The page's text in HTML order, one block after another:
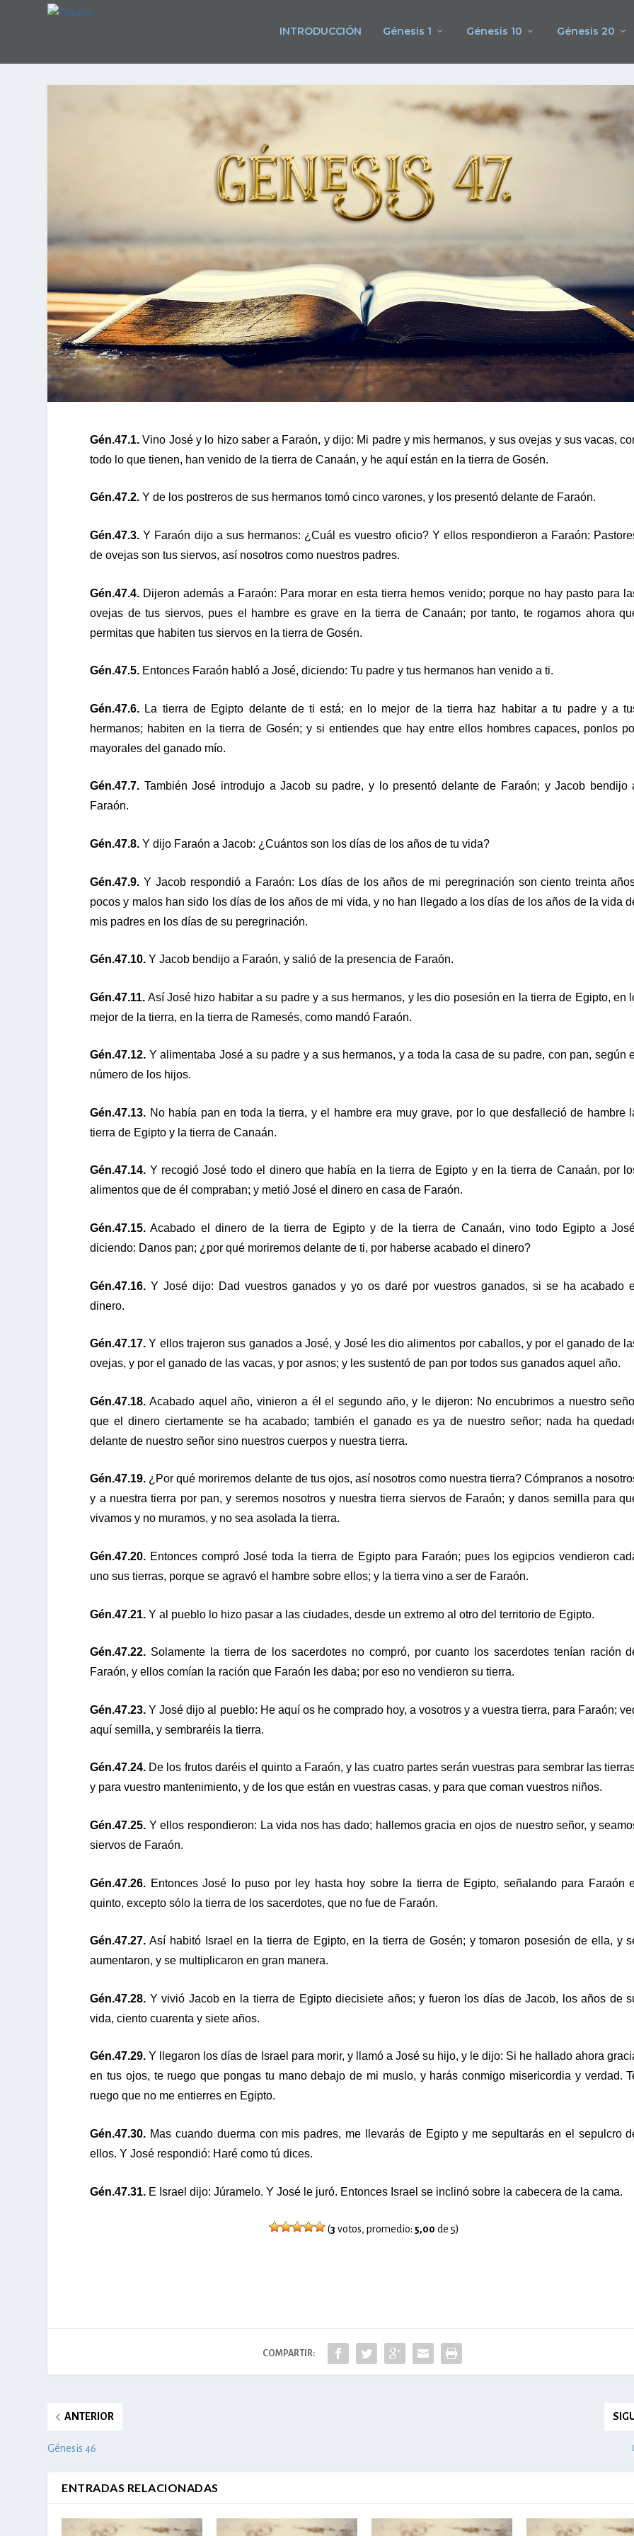
INTRODUCCIÓN Génesis 1 Génesis 10 Génesis 20
Gén.47.1. Vino José y lo hizo saber a Faraón, y dijo: Mi padre y mis hermanos, y sus ovejas y sus vacas,
todo lo que tienen, han venido de la tierra de Canaán, y he aquí están en la tierra de Gosén.
Gén.47.2. Y de los postreros de sus hermanos tomó cinco varones, y los presentó delante de Faraón.
Gén.47.3. Y Faraón dijo a sus hermanos: ¿Cuál es vuestro oficio? Y ellos respondieron a Faraón:
de ovejas son tus siervos, así nosotros como nuestros padres.
Gén.47.4. Dijeron además a Faraón: Para morar en esta tierra hemos venido; porque no hay pasto para
ovejas de tus siervos, pues el hambre es grave en la tierra de Canaán; por tanto, te rogamos ahora
permitas que habiten tus siervos en la tierra de Gosén.
Gén.47.5. Entonces Faraón habló a José, diciendo: Tu padre y tus hermanos han venido a ti.
Gén.47.6. La tierra de Egipto delante de ti está; en lo mejor de la tierra haz habitar a tu padre y a
hermanos; habiten en la tierra de Gosén; y si entiendes que hay entre ellos hombres capaces, ponlos
mayorales del ganado mío.
Gén.47.7. También José introdujo a Jacob su padre, y lo presentó delante de Faraón; y Jacob bendijo
Faraón.
Gén.47.8. Y dijo Faraón a Jacob: ¿Cuántos son los días de los años de tu vida?
Gén.47.9. Y Jacob respondió a Faraón: Los días de los años de mi peregrinación son ciento treinta
pocos y malos han sido los días de los años de mi vida, y no han llegado a los días de los años de la vida
mis padres en los días de su peregrinación.
Gén.47.10. Y Jacob bendijo a Faraón, y salió de la presencia de Faraón.
Gén.47.11. Así José hizo habitar a su padre y a sus hermanos, y les dio posesión en la tierra de Egipto, en
mejor de la tierra, en la tierra de Ramesés, como mandó Faraón.
Gén.47.12. Y alimentaba José a su padre y a sus hermanos, y a toda la casa de su padre, con pan, según
número de los hijos.
Gén.47.13. No había pan en toda la tierra, y el hambre era muy grave, por lo que desfalleció de hambre
tierra de Egipto y la tierra de Canaán.
Gén.47.14. Y recogió José todo el dinero que había en la tierra de Egipto y en la tierra de Canaán, por
alimentos que de él compraban; y metió José el dinero en casa de Faraón.
Gén.47.15. Acabado el dinero de la tierra de Egipto y de la tierra de Canaán, vino todo Egipto a
diciendo: Danos pan; ¿por qué moriremos delante de ti, por haberse acabado el dinero?
Gén.47.16. Y José dijo: Dad vuestros ganados y yo os daré por vuestros ganados, si se ha acabado
dinero.
Gén.47.17. Y ellos trajeron sus ganados a José, y José les dio alimentos por caballos, y por el ganado de
ovejas, y por el ganado de las vacas, y por asnos; y les sustentó de pan por todos sus ganados aquel año.
Gén.47.18. Acabado aquel año, vinieron a él el segundo año, y le dijeron: No encubrimos a nuestro
que el dinero ciertamente se ha acabado; también el ganado es ya de nuestro señor; nada ha
delante de nuestro señor sino nuestros cuerpos y nuestra tierra.
Gén.47.19. ¿Por qué moriremos delante de tus ojos, así nosotros como nuestra tierra? Cómpranos a
y a nuestra tierra por pan, y seremos nosotros y nuestra tierra siervos de Faraón; y danos semilla para
vivamos y no muramos, y no sea asolada la tierra.
Gén.47.20. Entonces compró José toda la tierra de Egipto para Faraón; pues los egipcios vendieron
uno sus tierras, porque se agravó el hambre sobre ellos; y la tierra vino a ser de Faraón.
Gén.47.21. Y al pueblo lo hizo pasar a las ciudades, desde un extremo al otro del territorio de Egipto.
Gén.47.22. Solamente la tierra de los sacerdotes no compró, por cuanto los sacerdotes tenían ración
Faraón, y ellos comían la ración que Faraón les daba; por eso no vendieron su tierra.
Gén.47.23. Y José dijo al pueblo: He aquí os he comprado hoy, a vosotros y a vuestra tierra, para Faraón;
aquí semilla, y sembraréis la tierra.
Gén.47.24. De los frutos daréis el quinto a Faraón, y las cuatro partes serán vuestras para sembrar las
y para vuestro mantenimiento, y de los que están en vuestras casas, y para que coman vuestros niños.
Gén.47.25. Y ellos respondieron: La vida nos has dado; hallemos gracia en ojos de nuestro señor, y
siervos de Faraón.
Gén.47.26. Entonces José lo puso por ley hasta hoy sobre la tierra de Egipto, señalando para Faraón
quinto, excepto sólo la tierra de los sacerdotes, que no fue de Faraón.
Gén.47.27. Así habitó Israel en la tierra de Egipto, en la tierra de Gosén; y tomaron posesión de ella, y
aumentaron, y se multiplicaron en gran manera.
Gén.47.28. Y vivió Jacob en la tierra de Egipto diecisiete años; y fueron los días de Jacob, los años de
vida, ciento cuarenta y siete años.
Gén.47.29. Y llegaron los días de Israel para morir, y llamó a José su hijo, y le dijo: Si he hallado ahora
en tus ojos, te ruego que pongas tu mano debajo de mi muslo, y harás conmigo misericordia y verdad.
ruego que no me entierres en Egipto.
Gén.47.30. Mas cuando duerma con mis padres, me llevarás de Egipto y me sepultarás en el sepulcro
ellos. Y José respondió: Haré como tú dices.
Gén.47.31. E Israel dijo: Júramelo. Y José le juró. Entonces Israel se inclinó sobre la cabecera de la cama.
(3 votos, promedio: 5,00 de 5)
COMPARTIR:
ANTERIOR
Génesis 46
ENTRADAS RELACIONADAS